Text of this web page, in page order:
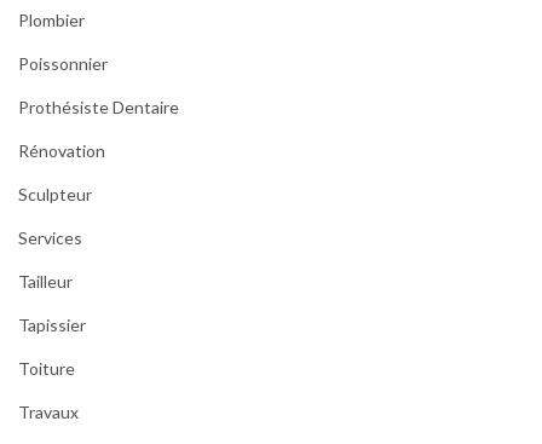
Plombier
Poissonnier
Prothésiste Dentaire
Rénovation
Sculpteur
Services
Tailleur
Tapissier
Toiture
Travaux